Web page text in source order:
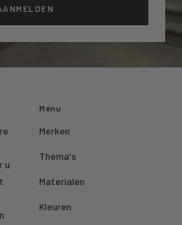
u
Menu
Merken
Thema's
Materialen
Kleuren